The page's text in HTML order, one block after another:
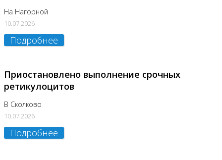
На Нагорной
10.07.2026
Подробнее
Приостановлено выполнение срочных
ретикулоцитов
В Сколково
10.07.2026
Подробнее